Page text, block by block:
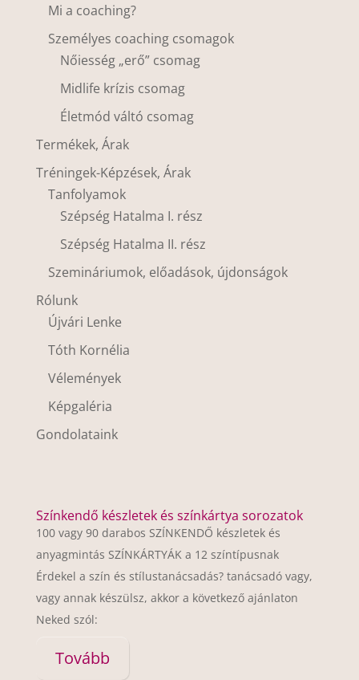
Mi a coaching?
Személyes coaching csomagok
Nőiesség „erő” csomag
Midlife krízis csomag
Életmód váltó csomag
Termékek, Árak
Tréningek-Képzések, Árak
Tanfolyamok
Szépség Hatalma I. rész
Szépség Hatalma II. rész
Szemináriumok, előadások, újdonságok
Rólunk
Újvári Lenke
Tóth Kornélia
Vélemények
Képgaléria
Gondolataink
Színkendő készletek és színkártya sorozatok
100 vagy 90 darabos SZÍNKENDŐ készletek és
anyagmintás SZÍNKÁRTYÁK a 12 színtípusnak
Érdekel a szín és stílustanácsadás? tanácsadó vagy,
vagy annak készülsz, akkor a következő ajánlaton
Neked szól:
Tovább